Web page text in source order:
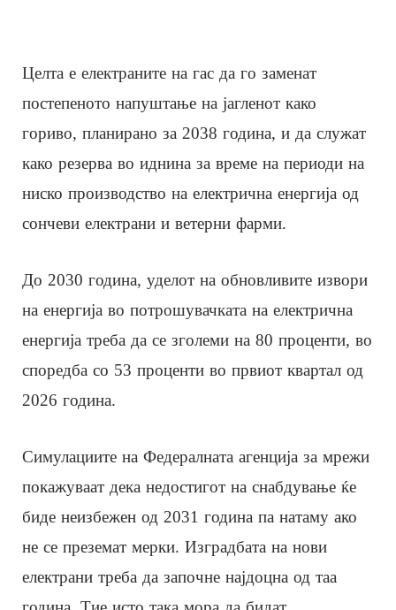
Целта е електраните на гас да го заменат
постепеното напуштање на јагленот како
гориво, планирано за 2038 година, и да служат
како резерва во иднина за време на периоди на
ниско производство на електрична енергија од
сончеви електрани и ветерни фарми.
До 2030 година, уделот на обновливите извори
на енергија во потрошувачката на електрична
енергија треба да се зголеми на 80 проценти, во
споредба со 53 проценти во првиот квартал од
2026 година.
Симулациите на Федералната агенција за мрежи
покажуваат дека недостигот на снабдување ќе
биде неизбежен од 2031 година па натаму ако
не се преземат мерки. Изградбата на нови
електрани треба да започне најдоцна од таа